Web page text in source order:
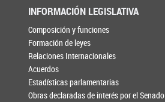
INFORMACIÓN LEGISLATIVA
Composición y funciones
Formación de leyes
Relaciones Internacionales
Acuerdos
Estadísticas parlamentarias
Obras declaradas de interés por el Senado